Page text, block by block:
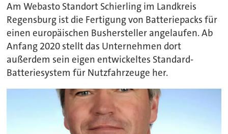
Am Webasto Standort Schierling im Landkreis
Regensburg ist die Fertigung von Batteriepacks für
einen europäischen Bushersteller angelaufen. Ab
Anfang 2020 stellt das Unternehmen dort
außerdem sein eigen entwickeltes Standard-
Batteriesystem für Nutzfahrzeuge her.